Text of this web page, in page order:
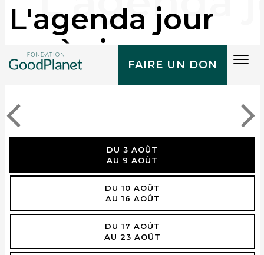
FAIRE UN DON
L'agenda jour
après jour
DU 3 AOÛT
AU 9 AOÛT
DU 10 AOÛT
AU 16 AOÛT
DU 17 AOÛT
AU 23 AOÛT